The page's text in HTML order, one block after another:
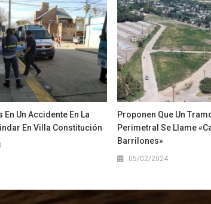
Un Accidente En La
En Villa Constitución
Proponen Que Un
Perimetral Se Llame
Barrilones»
05/02/2024